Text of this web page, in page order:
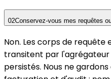
02Conservez-vous mes requêtes
Non. Les corps de requête
transitent par l'agrégateur
persistés. Nous ne